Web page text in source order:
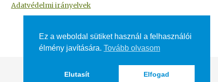
Adatvédelmi irányelvek
Ez a weboldal sütiket használ a felhasználói
élmény javítására. Tovább olvasom
Elutasít Elfogad